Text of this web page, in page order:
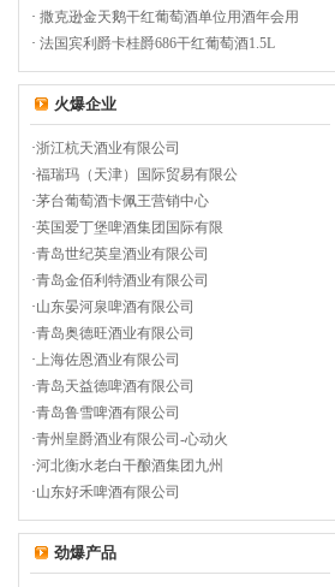
· 撒克逊金天鹅干红葡萄酒单位用酒年会用
· 法国宾利爵卡桂爵686干红葡萄酒1.5L
火爆企业
·浙江杭天酒业有限公司
·福瑞玛（天津）国际贸易有限公
·茅台葡萄酒卡佩王营销中心
·英国爱丁堡啤酒集团国际有限
·青岛世纪英皇酒业有限公司
·青岛金佰利特酒业有限公司
·山东晏河泉啤酒有限公司
·青岛奥德旺酒业有限公司
·上海佐恩酒业有限公司
·青岛天益德啤酒有限公司
·青岛鲁雪啤酒有限公司
·青州皇爵酒业有限公司-心动火
·河北衡水老白干酿酒集团九州
·山东好禾啤酒有限公司
劲爆产品